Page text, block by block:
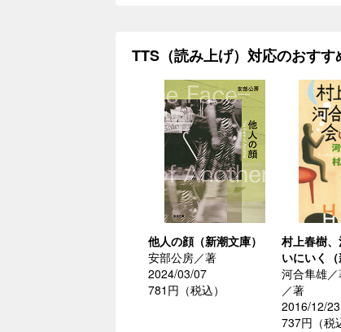
TTS（読み上げ）対応のおすす
他人の顔（新潮文庫）
安部公房／著
2024/03/07
781円（税込）
村上春樹
いにいく（
河合隼雄
／著
2016/12/23
737円（税